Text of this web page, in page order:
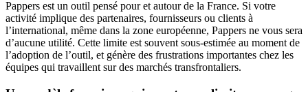
Pappers est un outil pensé pour et autour de la France. Si votre
activité implique des partenaires, fournisseurs ou clients à
l’international, même dans la zone européenne, Pappers ne vous sera
d’aucune utilité. Cette limite est souvent sous-estimée au moment de
l’adoption de l’outil, et génère des frustrations importantes chez les
équipes qui travaillent sur des marchés transfrontaliers.